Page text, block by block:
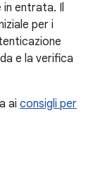
entrata. Il
per i
e la verifica
ai consigli per